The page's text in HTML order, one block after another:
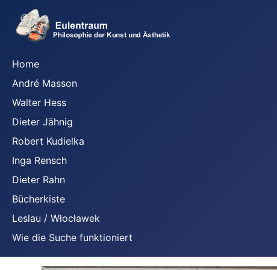
Home
André Masson
Walter Hess
Dieter Jähnig
Robert Kudielka
Inga Rensch
Dieter Rahn
Bücherkiste
Leslau / Włocławek
Wie die Suche funktioniert